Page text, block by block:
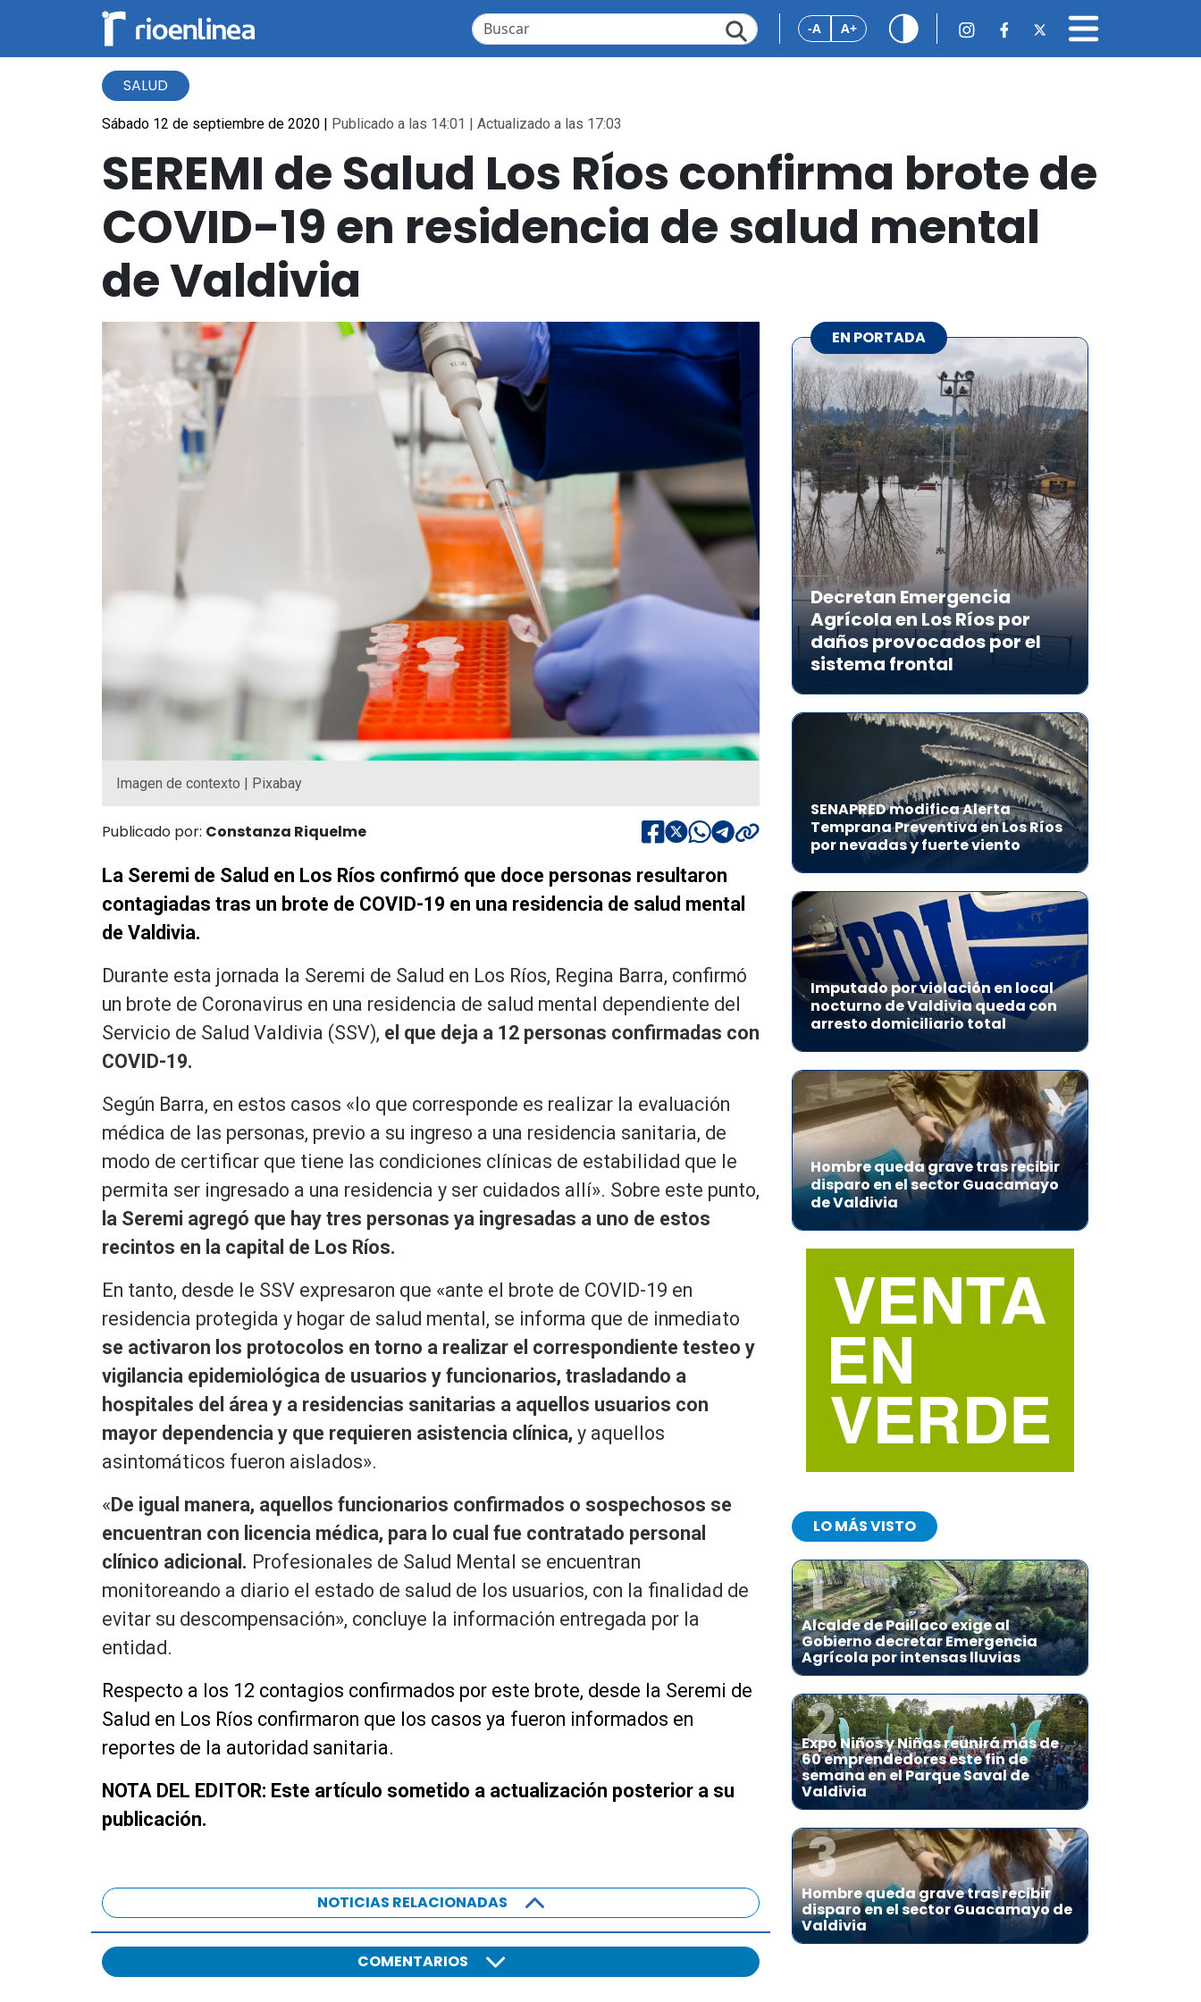
-A A+
SALUD
Sábado 12 de septiembre de 2020 | Publicado a las 14:01 | Actualizado a las 17:03
SEREMI de Salud Los Ríos confirma brote de
COVID-19 en residencia de salud mental
de Valdivia
Imagen de contexto | Pixabay
Publicado por: Constanza Riquelme
La Seremi de Salud en Los Ríos confirmó que doce personas resultaron
contagiadas tras un brote de COVID-19 en una residencia de salud mental
de Valdivia.
Durante esta jornada la Seremi de Salud en Los Ríos, Regina Barra, confirmó
un brote de Coronavirus en una residencia de salud mental dependiente del
Servicio de Salud Valdivia (SSV), el que deja a 12 personas confirmadas con
COVID-19.
Según Barra, en estos casos «lo que corresponde es realizar la evaluación
médica de las personas, previo a su ingreso a una residencia sanitaria, de
modo de certificar que tiene las condiciones clínicas de estabilidad que le
permita ser ingresado a una residencia y ser cuidados allí». Sobre este punto,
la Seremi agregó que hay tres personas ya ingresadas a uno de estos
recintos en la capital de Los Ríos.
En tanto, desde le SSV expresaron que «ante el brote de COVID-19 en
residencia protegida y hogar de salud mental, se informa que de inmediato
se activaron los protocolos en torno a realizar el correspondiente testeo y
vigilancia epidemiológica de usuarios y funcionarios, trasladando a
hospitales del área y a residencias sanitarias a aquellos usuarios con
mayor dependencia y que requieren asistencia clínica, y aquellos
asintomáticos fueron aislados».
« De igual manera, aquellos funcionarios confirmados o sospechosos se
encuentran con licencia médica, para lo cual fue contratado personal
clínico adicional. Profesionales de Salud Mental se encuentran
monitoreando a diario el estado de salud de los usuarios, con la finalidad de
evitar su descompensación», concluye la información entregada por la
entidad.
Respecto a los 12 contagios confirmados por este brote, desde la Seremi de
Salud en Los Ríos confirmaron que los casos ya fueron informados en
reportes de la autoridad sanitaria.
NOTA DEL EDITOR: Este artículo sometido a actualización posterior a su
publicación.
NOTICIAS RELACIONADAS
COMENTARIOS
EN PORTADA
Decretan Emergencia
Agrícola en Los Ríos por
daños provocados por el
sistema frontal
SENAPRED modifica Alerta
Temprana Preventiva en Los Ríos
por nevadas y fuerte viento
Imputado por violación en local
nocturno de Valdivia queda con
arresto domiciliario total
Hombre queda grave tras recibir
disparo en el sector Guacamayo
de Valdivia
LO MÁS VISTO
1
Alcalde de Paillaco exige al
Gobierno decretar Emergencia
Agrícola por intensas lluvias
2
Expo Niños y Niñas reunirá más de
60 emprendedores este fin de
semana en el Parque Saval de
Valdivia
3
Hombre queda grave tras recibir
disparo en el sector Guacamayo de
Valdivia